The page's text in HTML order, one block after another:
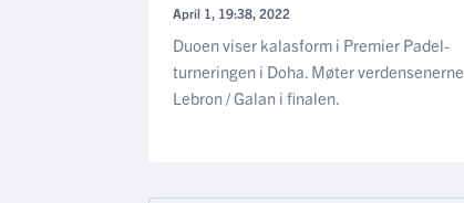
April 1, 19:38, 2022
Duoen viser kalasform i Premier Padel-
turneringen i Doha. Møter verdensenerne
Lebron / Galan i finalen.